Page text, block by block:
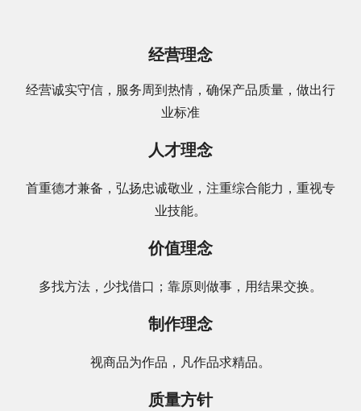
经营理念
经营诚实守信，服务周到热情，确保产品质量，做出行
业标准
人才理念
首重德才兼备，弘扬忠诚敬业，注重综合能力，重视专
业技能。
价值理念
多找方法，少找借口；靠原则做事，用结果交换。
制作理念
视商品为作品，凡作品求精品。
质量方针